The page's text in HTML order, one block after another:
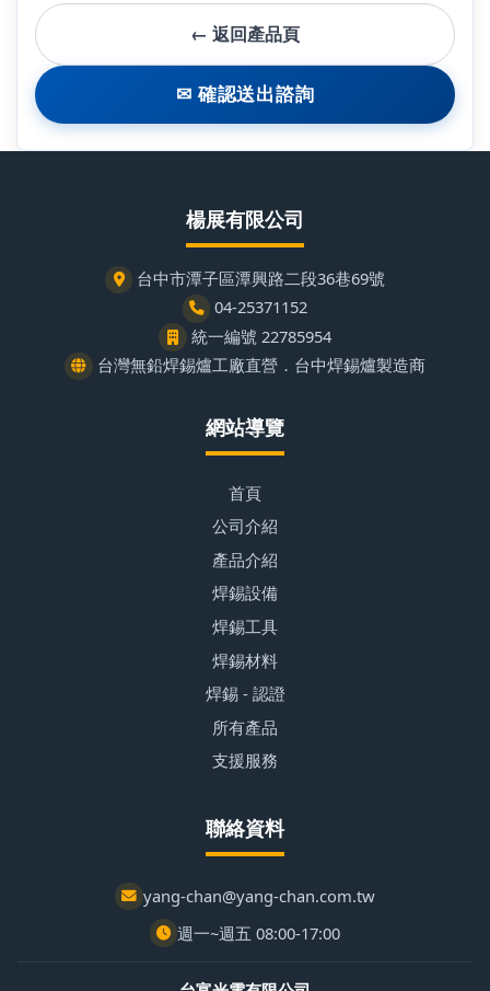
← 返回產品頁
✉ 確認送出諮詢
楊展有限公司
台中市潭子區潭興路二段36巷69號
04-25371152
統一編號 22785954
台灣無鉛焊錫爐工廠直營．台中焊錫爐製造商
網站導覽
首頁
公司介紹
產品介紹
焊錫設備
焊錫工具
焊錫材料
焊錫 - 認證
所有產品
支援服務
聯絡資料
yang-chan@yang-chan.com.tw
週一~週五 08:00-17:00